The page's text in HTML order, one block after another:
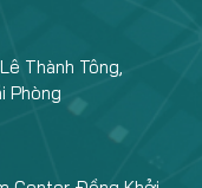
Thành Tông,
Phòng